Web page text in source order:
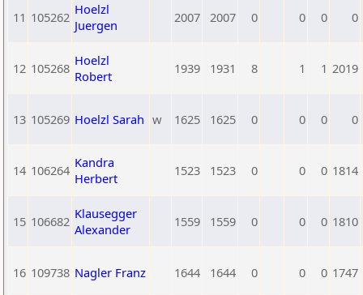
11 105262 Hoelzl
Juergen
2007 2007 0 0 0 0
12 105268 Hoelzl
Robert
1939 1931 8 1 1 2019
13 105269 Hoelzl Sarah w 1625 1625 0 0 0 0
14 106264 Kandra
Herbert
1523 1523 0 0 0 1814
15 106682 Klausegger
Alexander
1559 1559 0 0 0 1810
16 109738 Nagler Franz 1644 1644 0 0 0 1747